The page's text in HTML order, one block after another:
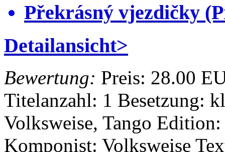
Překrásný vjezdičky
Detailansicht>
Bewertung: Preis: 28.00
Titelanzahl: 1 Besetzung:
Volksweise, Tango Edition:
Komponist: Volksweise